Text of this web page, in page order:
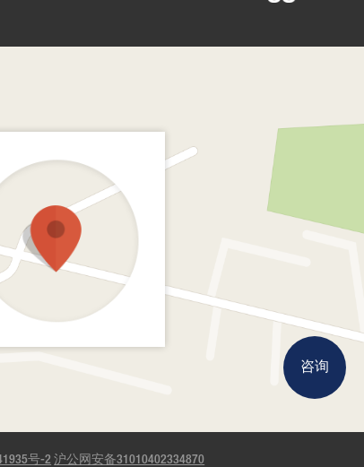
号-2 沪公网安备31010402334870
咨询